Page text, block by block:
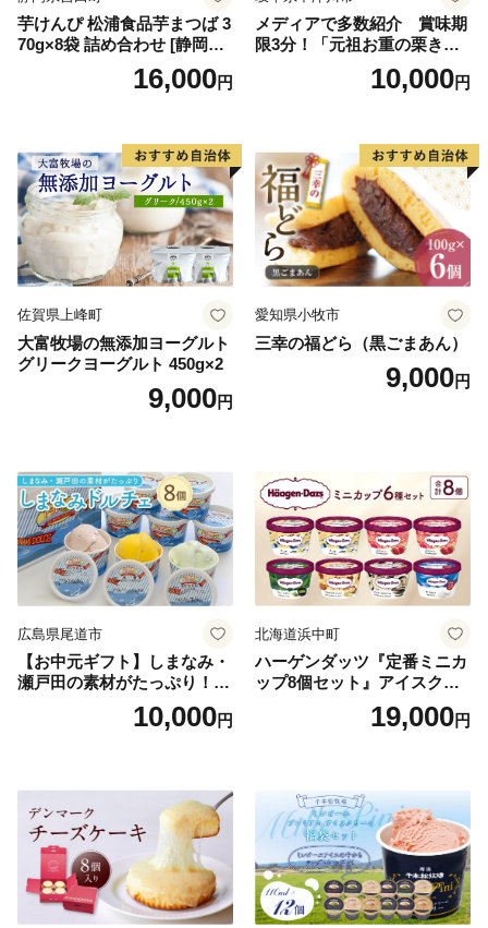
芋けんぴ 松浦食品芋まつば 3
70g×8袋 詰め合わせ [静岡伊
勢丹(松浦食品) 静岡県 吉田町
22424274] 芋ケンピ セット
16,000円
メディアで多数紹介 賞味期
限3分！「元祖お重の栗きん
とんモンブラン」 【未来の
ご褒美】スイーツ 栗 モンブ
子 菓子 F4N-2298
10,000円
佐賀県上峰町
大富牧場の無添加ヨーグルト
グリークヨーグルト 450g×2
9,000円
愛知県小牧市
三幸の福どら（黒ごまあん）
9,000円
広島県尾道市
【お中元ギフト】しまなみ・
瀬戸田の素材がたっぷり！ジ
10,000円
北海道浜中町
ハーゲンダッツ『定番ミニカ
ップ8個セット』アイスクリ
ーム アイス スイーツ デザー
19,000円